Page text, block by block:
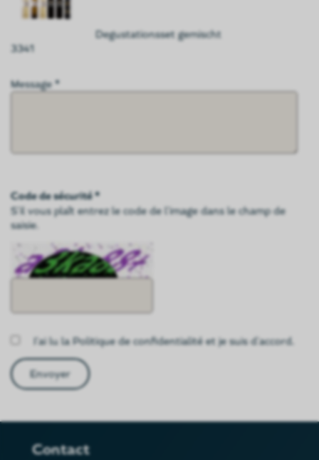
Degustationsset gemischt
3341
Message *
Code de sécurité *
S'il vous plaît entrez le code de l'image dans le champ de
saisie.
J'ai lu laPolitique de confidentialitéet je suis d'accord.
Contact